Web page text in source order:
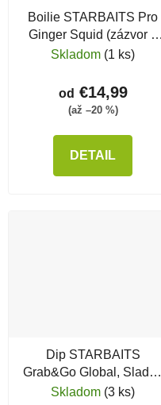
Boilie STARBAITS Pro
Ginger Squid (zázvor a
kalmár)
Skladom (1 ks)
od €14,99
(až –20 %)
DETAIL
Dip STARBAITS
Grab&Go Global, Sladká
kukurica
Skladom (3 ks)